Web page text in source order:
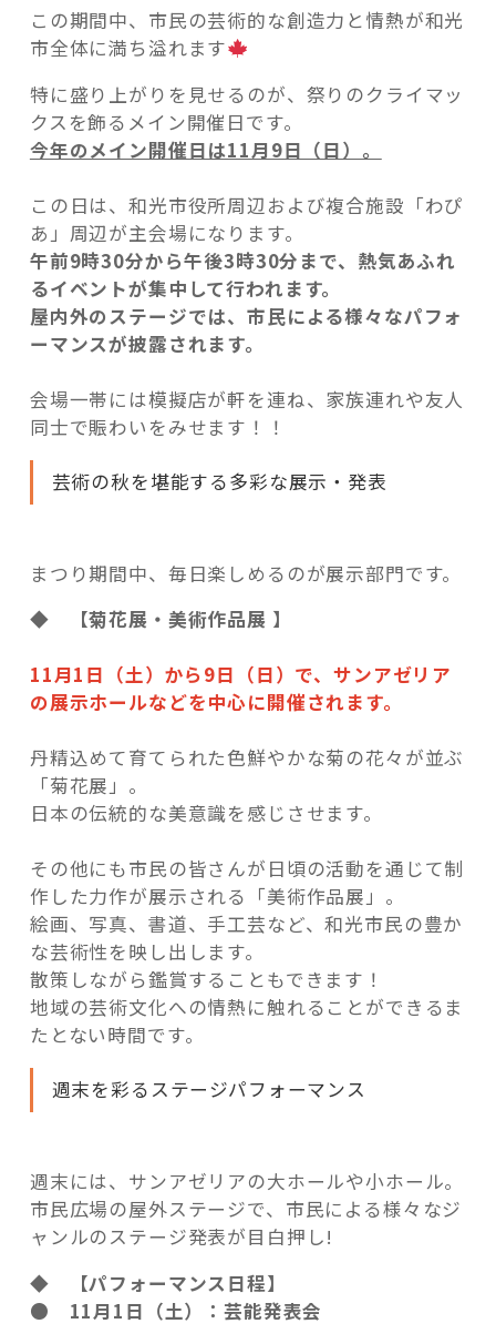
この期間中、市民の芸術的な創造力と情熱が和光
市全体に満ち溢れます
特に盛り上がりを見せるのが、祭りのクライマッ
クスを飾るメイン開催日です。
今年のメイン開催日は11月9日（日）。
この日は、和光市役所周辺および複合施設「わぴ
あ」周辺が主会場になります。
午前9時30分から午後3時30分まで、熱気あふれ
るイベントが集中して行われます。
屋内外のステージでは、市民による様々なパフォ
ーマンスが披露されます。
会場一帯には模擬店が軒を連ね、家族連れや友人
同士で賑わいをみせます！！
芸術の秋を堪能する多彩な展示・発表
まつり期間中、毎日楽しめるのが展示部門です。
◆ 【菊花展・美術作品展 】
11月1日（土）から9日（日）で、サンアゼリア
の展示ホールなどを中心に開催されます。
丹精込めて育てられた色鮮やかな菊の花々が並ぶ
「菊花展」。
日本の伝統的な美意識を感じさせます。
その他にも市民の皆さんが日頃の活動を通じて制
作した力作が展示される「美術作品展」。
絵画、写真、書道、手工芸など、和光市民の豊か
な芸術性を映し出します。
散策しながら鑑賞することもできます！
地域の芸術文化への情熱に触れることができるま
たとない時間です。
週末を彩るステージパフォーマンス
週末には、サンアゼリアの大ホールや小ホール。
市民広場の屋外ステージで、市民による様々なジ
ャンルのステージ発表が目白押し!
◆
【パフォーマンス日程】
● 11月1日（土）：芸能発表会